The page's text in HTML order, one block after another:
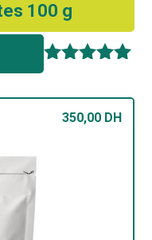
100 g
sur 5
350,00 DH